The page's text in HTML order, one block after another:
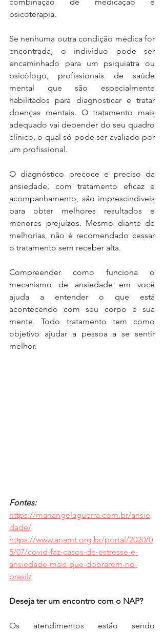
psicoterapia.
Se nenhuma outra condição médica for
encontrada, o indivíduo pode ser
encaminhado para um psiquiatra ou
psicólogo, profissionais de saúde
mental que são especialmente
habilitados para diagnosticar e tratar
doenças mentais. O tratamento mais
adequado vai depender do seu quadro
clínico, o qual só pode ser avaliado por
um profissional.
O diagnóstico precoce e preciso da
ansiedade, com tratamento eficaz e
acompanhamento, são imprescindíveis
para obter melhores resultados e
menores prejuízos. Mesmo diante de
melhorias, não é recomendado cessar
o tratamento sem receber alta.
Compreender como funciona o
mecanismo de ansiedade em você
ajuda a entender o que está
acontecendo com seu corpo e sua
mente. Todo tratamento tem como
objetivo ajudar a pessoa a se sentir
melhor.
Fontes:
https://mariangelaguerra.com.br/ansie
dade/
https://www.anamt.org.br/portal/2020/0
5/07/covid-faz-casos-de-estresse-e-
ansiedade-mais-que-dobrarem-no-
brasil/
Deseja ter um encontro com o NAP?⁣
Os atendimentos estão sendo